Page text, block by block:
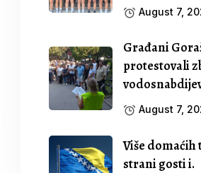
August 7,
Građani
protestovali
August 7,
Više domaćih
strani gosti i.